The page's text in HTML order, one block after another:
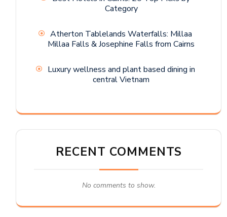
Category
Atherton Tablelands Waterfalls: Millaa
Millaa Falls & Josephine Falls from Cairns
Luxury wellness and plant based dining in
central Vietnam
RECENT COMMENTS
No comments to show.